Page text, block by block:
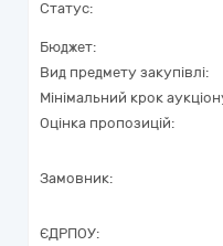
Статус:
Бюджет:
Вид предмету закупівлі:
Мінімальний крок
Оцінка пропозицій:
Замовник:
ЄДРПОУ: